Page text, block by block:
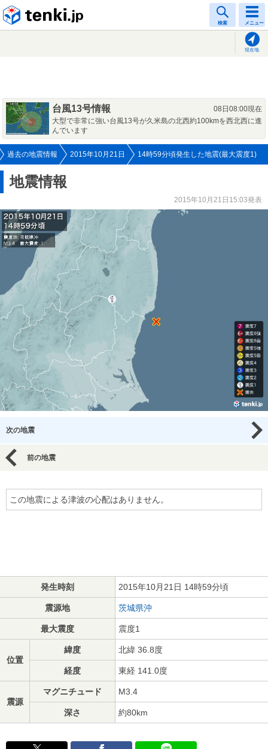
検索 メニュー
現在地
台風13号情報
08日08:00現在
大型で非常に強い台風13号が久米島の北西約100kmを西北西に進
んでいます
過去の地震情報 2015年10月21日 14時59分頃発生した地震(最大震度1)
地震情報
2015年10月21日15:03発表
次の地震
前の地震
この地震による津波の心配はありません。
発生時刻 2015年10月21日 14時59分頃
震源地 茨城県沖
最大震度 震度1
位置
緯度 北緯 36.8度
経度 東経 141.0度
震源
マグニチュード M3.4
深さ 約80km